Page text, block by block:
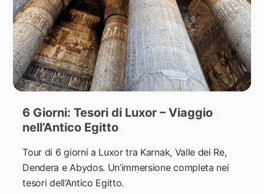
6 Giorni: Tesori di Luxor – Viaggio
nell’Antico Egitto
Tour di 6 giorni a Luxor tra Karnak, Valle dei Re,
Dendera e Abydos. Un’immersione completa nei
tesori dell’Antico Egitto.